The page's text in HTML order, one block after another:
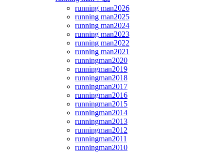
running man2026
running man2025
running man2024
running man2023
running man2022
running man2021
runningman2020
runningman2019
runningman2018
runningman2017
runningman2016
runningman2015
runningman2014
runningman2013
runningman2012
runningman2011
runningman2010